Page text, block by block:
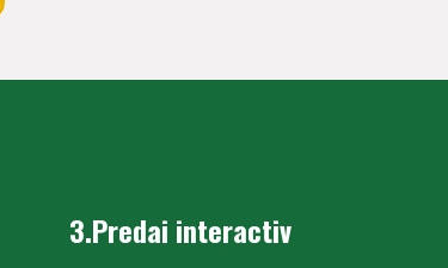
3.Predai interactiv